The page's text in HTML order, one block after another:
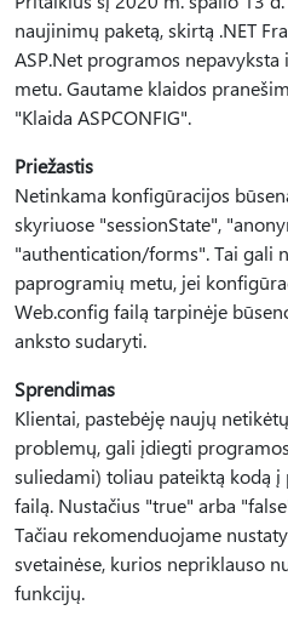
naujinimų paketą, skirtą .NET
ASP.Net programos
metu. Gautame klaidos
"Klaida ASPCONFIG".
Priežastis
Netinkama konfigūracijos
skyriuose "sessionState",
"authentication/forms". Tai
paprogramių metu, jei
Web.config failą tarpinėje
anksto sudaryti.
Sprendimas
Klientai, pastebėję naujų
problemų, gali įdiegti
suliedami) toliau pateiktą kodą
failą. Nustačius "true" arba
Tačiau rekomenduojame
svetainėse, kurios nepriklauso
funkcijų.